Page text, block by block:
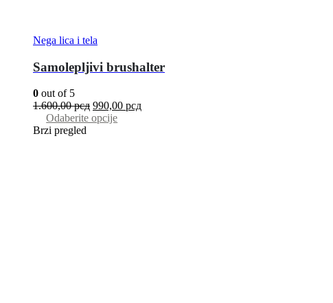
Nega lica i tela
Samolepljivi brushalter
0 out of 5
1.600,00рсд 990,00 рсд
Odaberite opcije
Brzi pregled